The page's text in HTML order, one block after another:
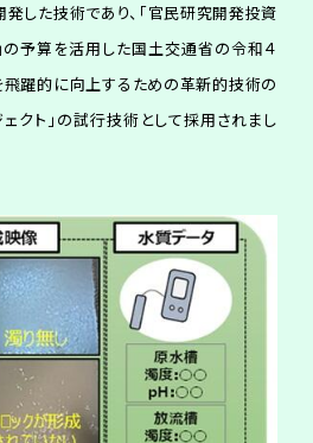
発した技術であり、「官民研究開発投資
の予算を活用した国土交通省の令和４
躍的に向上するための革新的技術の
クト」の試行技術として採用されまし